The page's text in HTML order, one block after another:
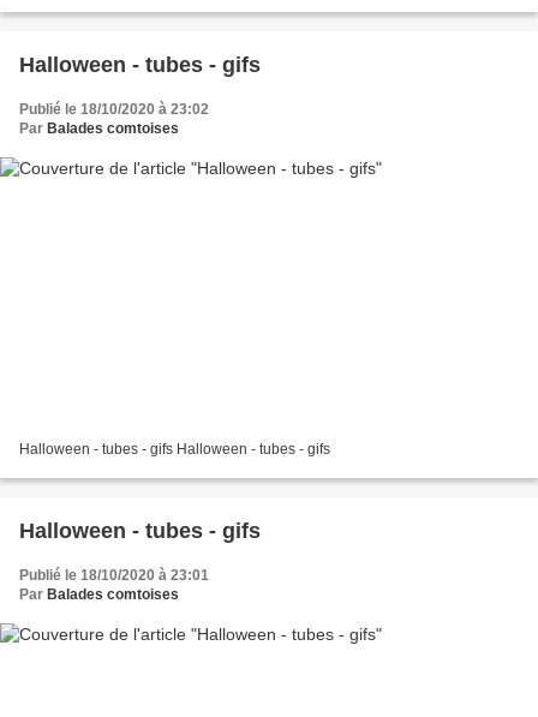
Halloween - tubes - gifs
Publié le 18/10/2020 à 23:02
Par Balades comtoises
Halloween - tubes - gifs Halloween - tubes - gifs
Halloween - tubes - gifs
Publié le 18/10/2020 à 23:01
Par Balades comtoises